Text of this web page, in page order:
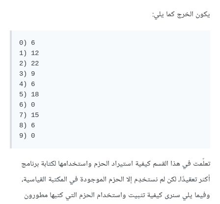
يكون الخرج كما يلي:
0) 6
1) 12
2) 22
3) 9
4) 6
5) 18
6) 0
7) 15
8) 6
تعلّمت في هذا القسم كيفية استيراد الحزم واستخدامها لكتابة برنامج
أكثر تعقيدًا، لكن لم نستخدِم إلا الحزم الموجودة في المكتبة القياسية،
وفيما يلي سنرى كيفية تثبيت واستخدام الحزم التي كتبها مطورون